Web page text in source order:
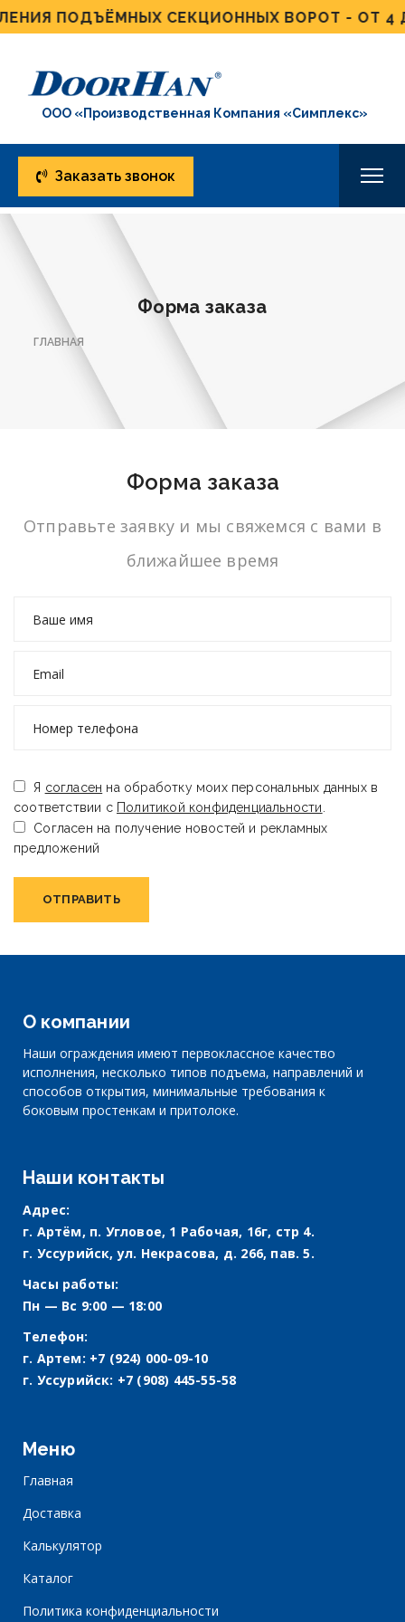
ПОДЪЁМНЫХ СЕКЦИОННЫХ ВОРОТ - ОТ 4
ООО «Производственная Компания «Симплекс»
Заказать звонок
Форма заказа
ГЛАВНАЯ
Форма заказа
Отправьте заявку и мы свяжемся с вами в
ближайшее время
Я согласен на обработку моих персональных данных в
соответствии с Политикой конфиденциальности
Согласен на получение новостей и рекламных
предложений
О компании
Наши ограждения имеют первоклассное качество
исполнения, несколько типов подъема, направлений и
способов открытия, минимальные требования к
боковым простенкам и притолоке.
Наши контакты
Адрес:
г. Артём, п. Угловое, 1 Рабочая, 16г, стр 4.
г. Уссурийск, ул. Некрасова, д. 266, пав. 5.
Часы работы:
Пн — Вс 9:00 — 18:00
Телефон:
г. Артем: +7 (924) 000-09-10
г. Уссурийск: +7 (908) 445-55-58
Меню
Главная
Доставка
Калькулятор
Каталог
Политика конфиденциальности